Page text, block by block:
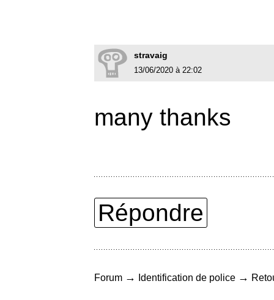
stravaig
13/06/2020 à 22:02
many thanks
Répondre
Forum → Identification de police →